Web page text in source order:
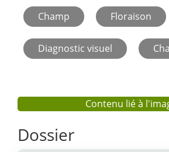
Champ
Floraison
Diagnostic visuel
Contenu lié à
Dossier